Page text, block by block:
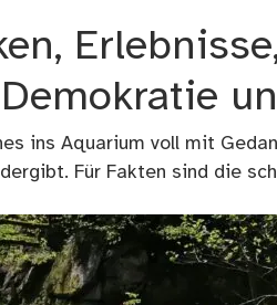
ins Aquarium voll mit
Für Fakten sind die